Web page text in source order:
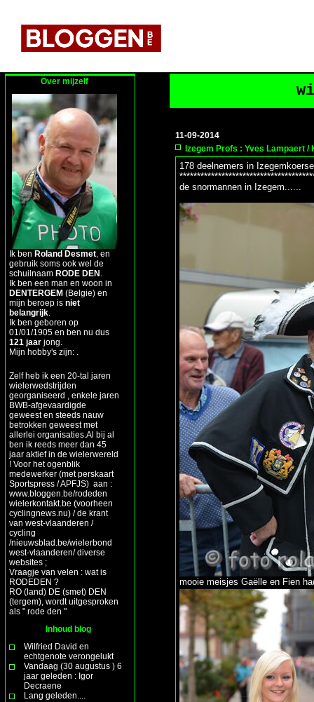
Over mijzelf
Ik ben Roland Desmet , en
gebruik soms ook wel de
schuilnaam RODE DEN
Ik ben een man en woon in
DENTERGEM (Belgie) en
mijn beroep is niet
belangrijk
Ik ben geboren op
01/01/1905 en ben nu dus
121 jaar jong.
Mijn hobby's zijn: .
Zelf heb ik een 20-tal jaren
wielerwedstrijden
georganiseerd , enkele jaren
BWB-afgevaardigde
geweest en steeds nauw
betrokken geweest met
allerlei organisaties.Al bij al
ben ik reeds meer dan 45
jaar aktief in de wielerwereld
! Voor het ogenblik
medewerker (met perskaart
Sportspress / APFJS) aan :
www.bloggen.be/rodeden
wielerkontakt.be (voorheen
cyclingnews.nu) / de krant
van west-vlaanderen /
cycling
/nieuwsblad.be/wielerbond
west-vlaanderen/ diverse
websites ;
Vraagje van velen : wat is
RODEDEN ?
RO (land) DE (smet) DEN
(tergem), wordt uitgesproken
als " rode den "
Inhoud blog
Wilfried David en
echtgenote verongelukt
Vandaag (30 augustus ) 6
jaar geleden : Igor
Decraene
Lang geleden....
11-09-2014
Izegem Profs : Yves Lampaert /
178 deelnemers in
de snormannen in Izegem......
mooie meisjes Gaëlle en Fien